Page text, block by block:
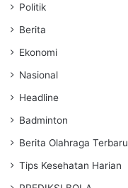
Politik
Berita
Ekonomi
Nasional
Headline
Badminton
Berita Olahraga Terbaru
Tips Kesehatan Harian